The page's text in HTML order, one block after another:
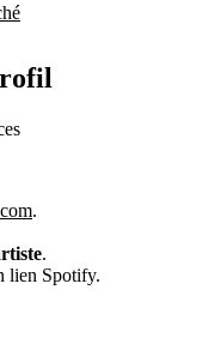
.
.
lien Spotify.